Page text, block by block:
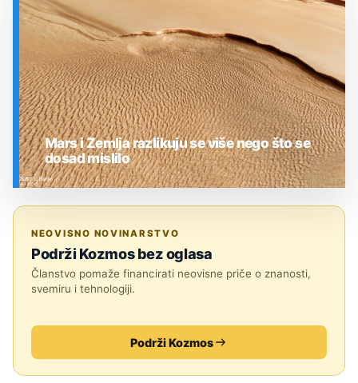
Mars i Zemlja razlikuju se više nego što se
dosad mislilo
NEOVISNO NOVINARSTVO
Podrži Kozmos bez oglasa
Članstvo pomaže financirati neovisne priče o znanosti,
svemiru i tehnologiji.
Podrži Kozmos